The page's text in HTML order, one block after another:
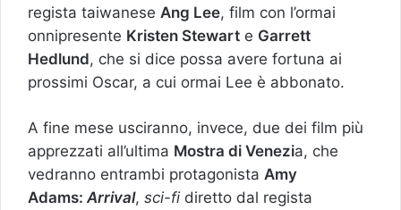
regista taiwanese Ang Lee, film con l’ormai
onnipresente Kristen Stewart e Garrett
Hedlund, che si dice possa avere fortuna ai
prossimi Oscar, a cui ormai Lee è abbonato.
A fine mese usciranno, invece, due dei film più
apprezzati all’ultima Mostra di Venezia, che
vedranno entrambi protagonista Amy
Adams: Arrival, sci-fi diretto dal regista